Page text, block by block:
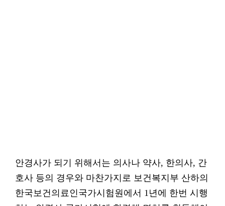
안경사가 되기 위해서는 의사나 약사, 한의사, 간
호사 등의 경우와 마찬가지로 보건복지부 산하의
한국보건의료인국가시험원에서 1년에 한번 시행